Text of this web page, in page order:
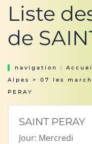
Liste
de
navigation :
Alpes
> 07 les
PERAY
SAINT PERAY
Jour: Mercredi